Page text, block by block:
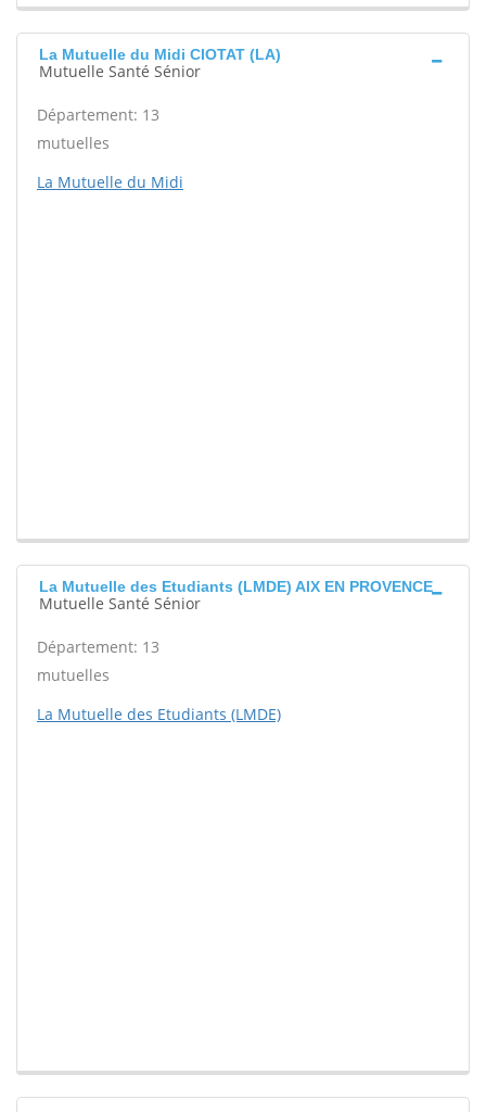
La Mutuelle du Midi CIOTAT (LA)
Mutuelle Santé Sénior
Département: 13
mutuelles
La Mutuelle du Midi
La Mutuelle des Etudiants (LMDE) AIX EN PROVENCE
Mutuelle Santé Sénior
Département: 13
mutuelles
La Mutuelle des Etudiants (LMDE)